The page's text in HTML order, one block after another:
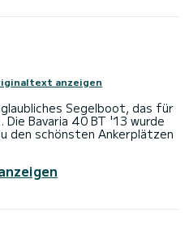
anzeigen
Segelboot, das für
Bavaria 40 BT '13 wurde
den schönsten Ankerplätzen
Kabinen und
einer Gesamtlänge von 13
Wasser in der Umgebung